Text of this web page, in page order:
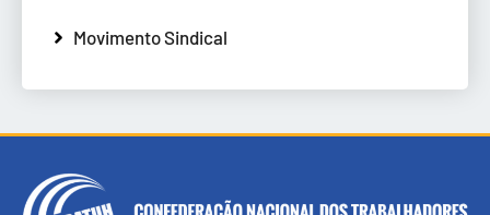
Movimento Sindical